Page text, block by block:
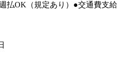
払OK（規定あり）●交通費支給